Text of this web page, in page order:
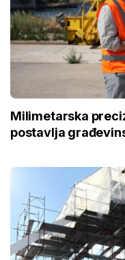
Milimetarska
postavlja